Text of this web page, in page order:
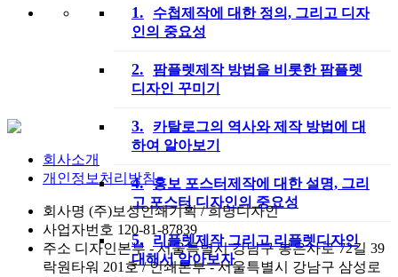
1.
수첩제작에 대한 정의, 그리고 디자
인의 중요성
2.
팜플렛제작 방법을 비롯한 팜플렛
디자인 꾸미기
3.
카탈로그의 역사와 제작 방법에 대
하여 알아보기
4. 홍보 포스터제작에 대한 설명, 그리
고 포스터 디자인의 중요성
5.
리플렛제작 그리고 리플렛디자인
대해서 알아보자
회사소개
개인정보처리방침
회사명 (주)보성인쇄기획 / 희명디자인
사업자번호 120-81-87839
주소 디자인본부 - 서울특별시 강남구 봉은사로 72길 39
락원타워 201호 / 인쇄본부 - 서울특별시 강남구 삼성로